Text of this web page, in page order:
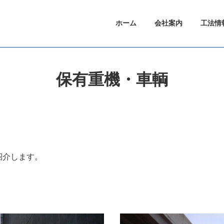
ホーム 会社案内 工法情
保有重機・車輌
します。